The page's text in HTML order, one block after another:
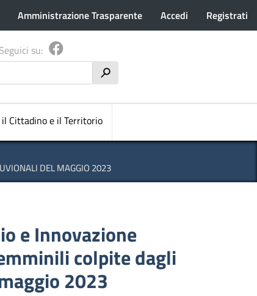
Amministrazione Trasparente Accedi Registrati
Seguici su:
h
Cittadino e il Territorio
DEL MAGGIO 2023
e Innovazione
colpite dagli
2023